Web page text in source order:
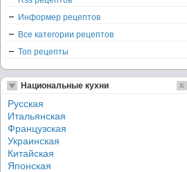
Информер рецептов
Все категории рецептов
Топ рецепты
Национальные кухни
Русская
Итальянская
Французская
Украинская
Китайская
Японская